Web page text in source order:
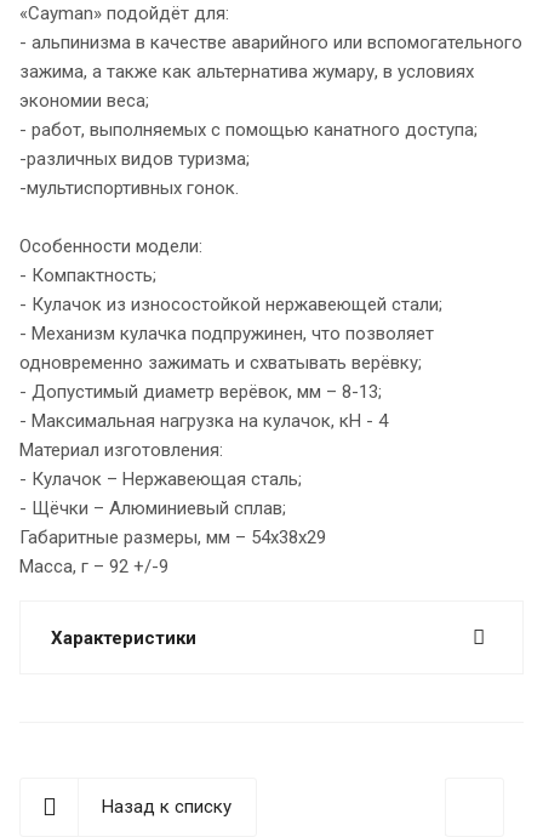
«Cayman» подойдёт для:
- альпинизма в качестве аварийного или вспомогательного
зажима, а также как альтернатива жумару, в условиях
экономии веса;
- работ, выполняемых с помощью канатного доступа;
-различных видов туризма;
-мультиспортивных гонок.
Особенности модели:
- Компактность;
- Кулачок из износостойкой нержавеющей стали;
- Механизм кулачка подпружинен, что позволяет
одновременно зажимать и схватывать верёвку;
- Допустимый диаметр верёвок, мм – 8-13;
- Максимальная нагрузка на кулачок, кН - 4
Материал изготовления:
- Кулачок – Нержавеющая сталь;
- Щёчки – Алюминиевый сплав;
Габаритные размеры, мм – 54x38x29
Масса, г – 92 +/-9
Характеристики
Назад к списку